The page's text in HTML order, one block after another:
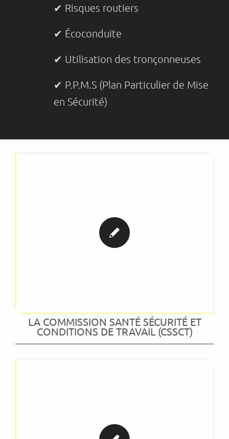
✔ Risques routiers
✔ Écoconduite
✔ Utilisation des tronçonneuses
✔ P.P.M.S (Plan Particulier de Mise
en Sécurité)
LA COMMISSION SANTÉ SÉCURITÉ ET
CONDITIONS DE TRAVAIL (CSSCT)